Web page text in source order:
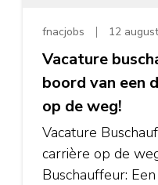
fnacjobs 12
Vacature
boord van een
op de weg!
Vacature
carrière op de
Buschauffeur: